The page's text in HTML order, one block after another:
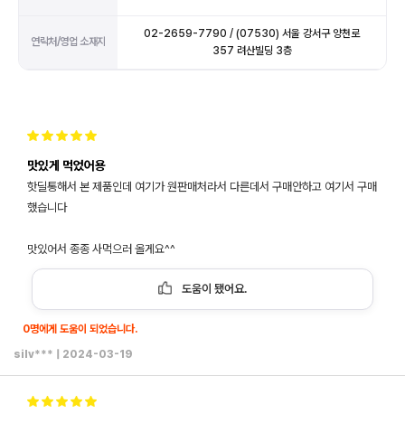
연락처/영업 소재지
02-2659-7790 / (07530) 서울 강서구 양천로
357 려산빌딩 3층
맛있게 먹었어용
핫딜통해서 본 제품인데 여기가 원판매처라서 다른데서 구매안하고 여기서 구매
했습니다
맛있어서 종종 사먹으러 올게요^^
도움이 됐어요.
0명에게 도움이 되었습니다.
silv***
2024-03-19